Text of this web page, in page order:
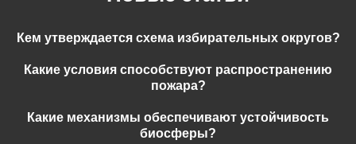
Кем утверждается схема избирательных округов?
Какие условия способствуют распространению
пожара?
Какие механизмы обеспечивают устойчивость
биосферы?